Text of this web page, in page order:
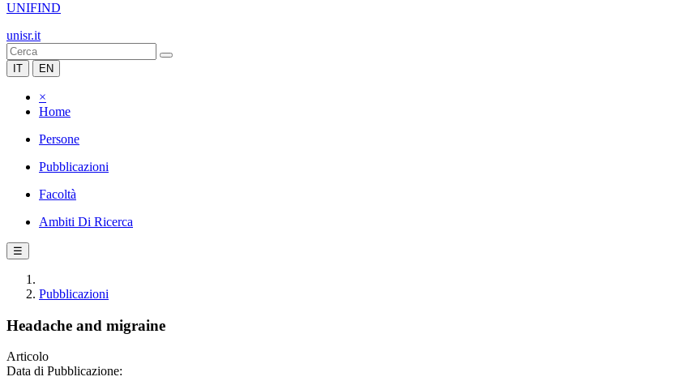
UNIFIND
unisr.it
IT EN
×
Home
Persone
Pubblicazioni
Facoltà
Ambiti Di Ricerca
☰
Pubblicazioni
Headache and migraine
Articolo
Data di Pubblicazione: